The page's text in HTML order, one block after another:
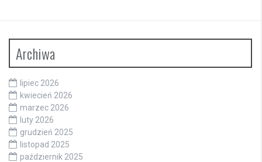
Archiwa
lipiec 2026
kwiecień 2026
marzec 2026
luty 2026
grudzień 2025
listopad 2025
październik 2025